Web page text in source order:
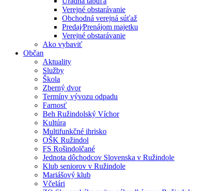
Verejné obstarávanie
Obchodná verejná súťaž
Predaj⁄Prenájom majetku
Verejné obstarávanie
Ako vybaviť
Občan
Aktuality
Služby
Škola
Zberný dvor
Termíny vývozu odpadu
Farnosť
Beh Ružindolský Víchor
Kultúra
Multifunkčné ihrisko
OŠK Ružindol
FS Rošindolčané
Jednota dôchodcov Slovenska v Ružindole
Klub seniorov v Ružindole
Mariášový klub
Včelári